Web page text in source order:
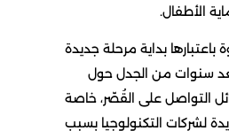
الأطفال.
بداية مرحلة جديدة
سنوات من الجدل حول
التواصل على القُصّر، خاصة
لشركات التكنولوجيا بسبب